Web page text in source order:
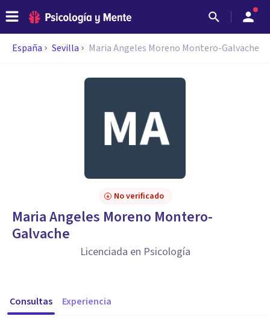
España Sevilla Maria Angeles Moreno Montero-Galvache
No verificado
Maria Angeles Moreno Montero-
Galvache
Licenciada en Psicología
Consultas Experiencia